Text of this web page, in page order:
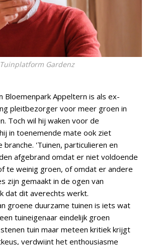
Gardenz
Bloemenpark Appeltern is als ex-
pleitbezorger voor meer groen in
Toch wil hij waken voor de
in toenemende mate ook ziet
branche. 'Tuinen, particulieren en
afgebrand omdat er niet voldoende
te weinig groen, of omdat er andere
zijn gemaakt in de ogen van
dat dit averechts werkt.
groene duurzame tuinen is iets wat
tuineigenaar eindelijk groen
tuin maar meteen kritiek krijgt
verdwijnt het enthousiasme